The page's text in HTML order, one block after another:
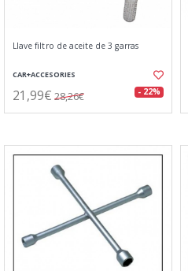
Llave filtro de aceite de 3 garras
CAR+ACCESORIES
21,99€ 28,26€ - 22%